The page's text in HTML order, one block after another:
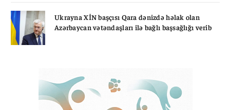
Ukrayna XİN başçısı Qara dənizdə həlak olan
Azərbaycan vətəndaşları ilə bağlı başsağlığı verib